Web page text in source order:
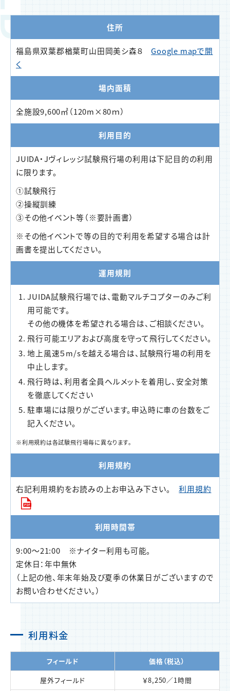
住所
福島県双葉郡楢葉町山田岡美シ森８ Google mapで開
く
場内面積
全施設9,600㎡（120m×80ｍ）
利用目的
JUIDA・Jヴィレッジ試験飛行場の利用は下記目的の利用
に限ります。
①試験飛行
②操縦訓練
③その他イベント等（※要計画書）
※その他イベントで等の目的で利用を希望する場合は計
画書を提出してください。
運用規則
JUIDA試験飛行場では、電動マルチコプターのみご利
用可能です。
その他の機体を希望される場合は、ご相談ください。
飛行可能エリアおよび高度を守って飛行してください。
地上風速５m/sを越える場合は、試験飛行場の利用を
中止します。
飛行時は、利用者全員ヘルメットを着用し、安全対策
を徹底してください
駐車場には限りがございます。申込時に車の台数をご
記入ください。
※利用規約は各試験飛行場毎に異なります。
利用規約
右記利用規約をお読みの上お申込み下さい。利用規約
利用時間帯
9:00～21:00 ※ナイター利用も可能。
定休日：年中無休
（上記の他、年末年始及び夏季の休業日がございますので
お問い合わせください。）
利用料金
フィールド
価格（税込）
屋外フィールド
￥8,250／1時間